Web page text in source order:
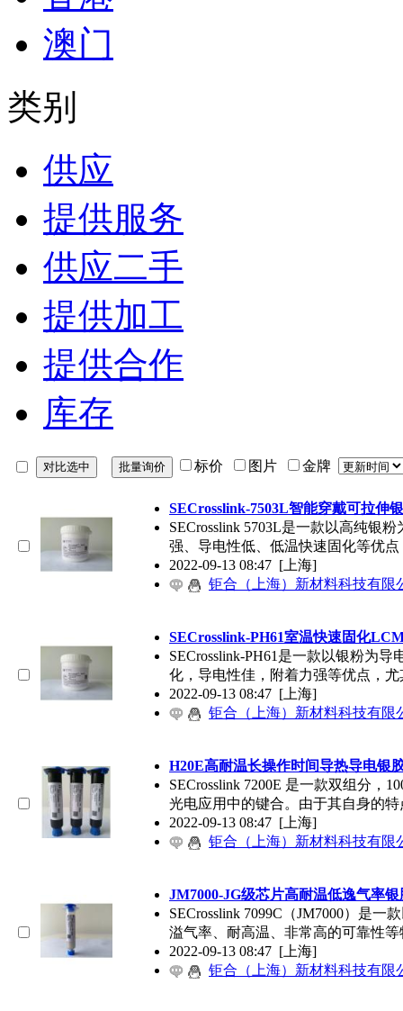
澳门
类别
供应
提供服务
供应二手
提供加工
提供合作
库存
标价 图片 金牌
SECrosslink-7503L智能穿戴可拉伸
SECrosslink 5703L是一款以高纯银
强、导电性低、低温快速固化等优点
2022-09-13 08:47 [上海]
钜合（上海）新材料科技有限
SECrosslink-PH61室温快速固化
SECrosslink-PH61是一款以银粉为
化，导电性佳，附着力强等优点，尤
2022-09-13 08:47 [上海]
钜合（上海）新材料科技有限
H20E高耐温长操作时间导热导电银
SECrosslink 7200E 是一款双组分，
光电应用中的键合。由于其自身的特
2022-09-13 08:47 [上海]
钜合（上海）新材料科技有限
JM7000-JG级芯片高耐温低逸气率银
SECrosslink 7099C（JM7000）是
溢气率、耐高温、非常高的可靠性等
2022-09-13 08:47 [上海]
钜合（上海）新材料科技有限